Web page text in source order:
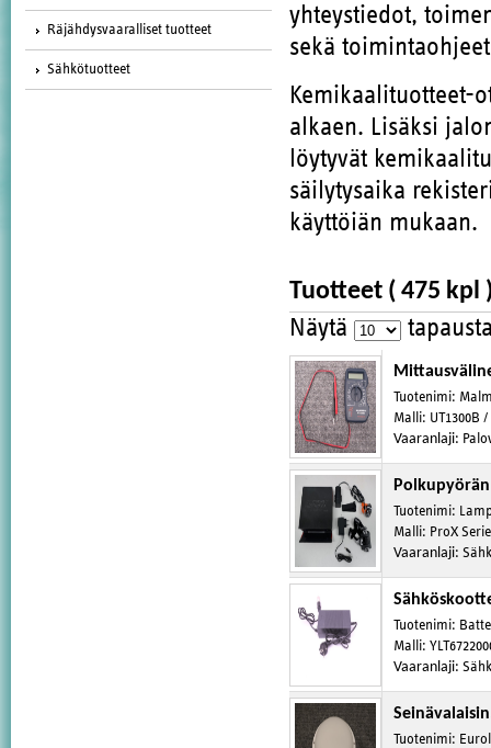
Räjähdysvaaralliset tuotteet
Sähkötuotteet
yhteystiedot,
sekä
Kemikaalituotteet-
alkaen. Lisäksi
löytyvät
säilytysaika
käyttöiän mukaan.
Tuotteet( 475 kpl
Näytä
Tuotenimi:
Malli: UT1300B
Vaaranlaji:
Tuotenimi:
Malli: ProX
Vaaranlaji:
Tuotenimi:
Malli:
Vaaranlaji:
Tuotenimi: